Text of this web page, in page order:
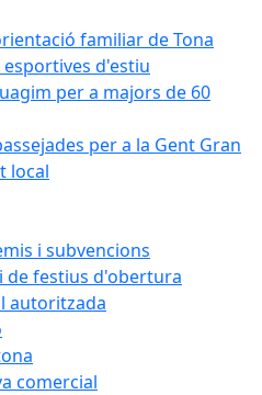
familiar de Tona
d'estiu
per a majors de 60
per a la Gent Gran
local
i subvencions
de festius d'obertura
autoritzada
comercial